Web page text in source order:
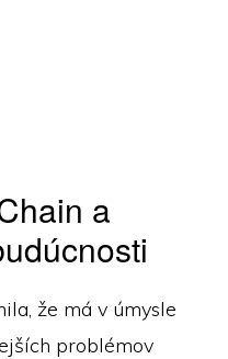
a
že má v úmysle
problémov